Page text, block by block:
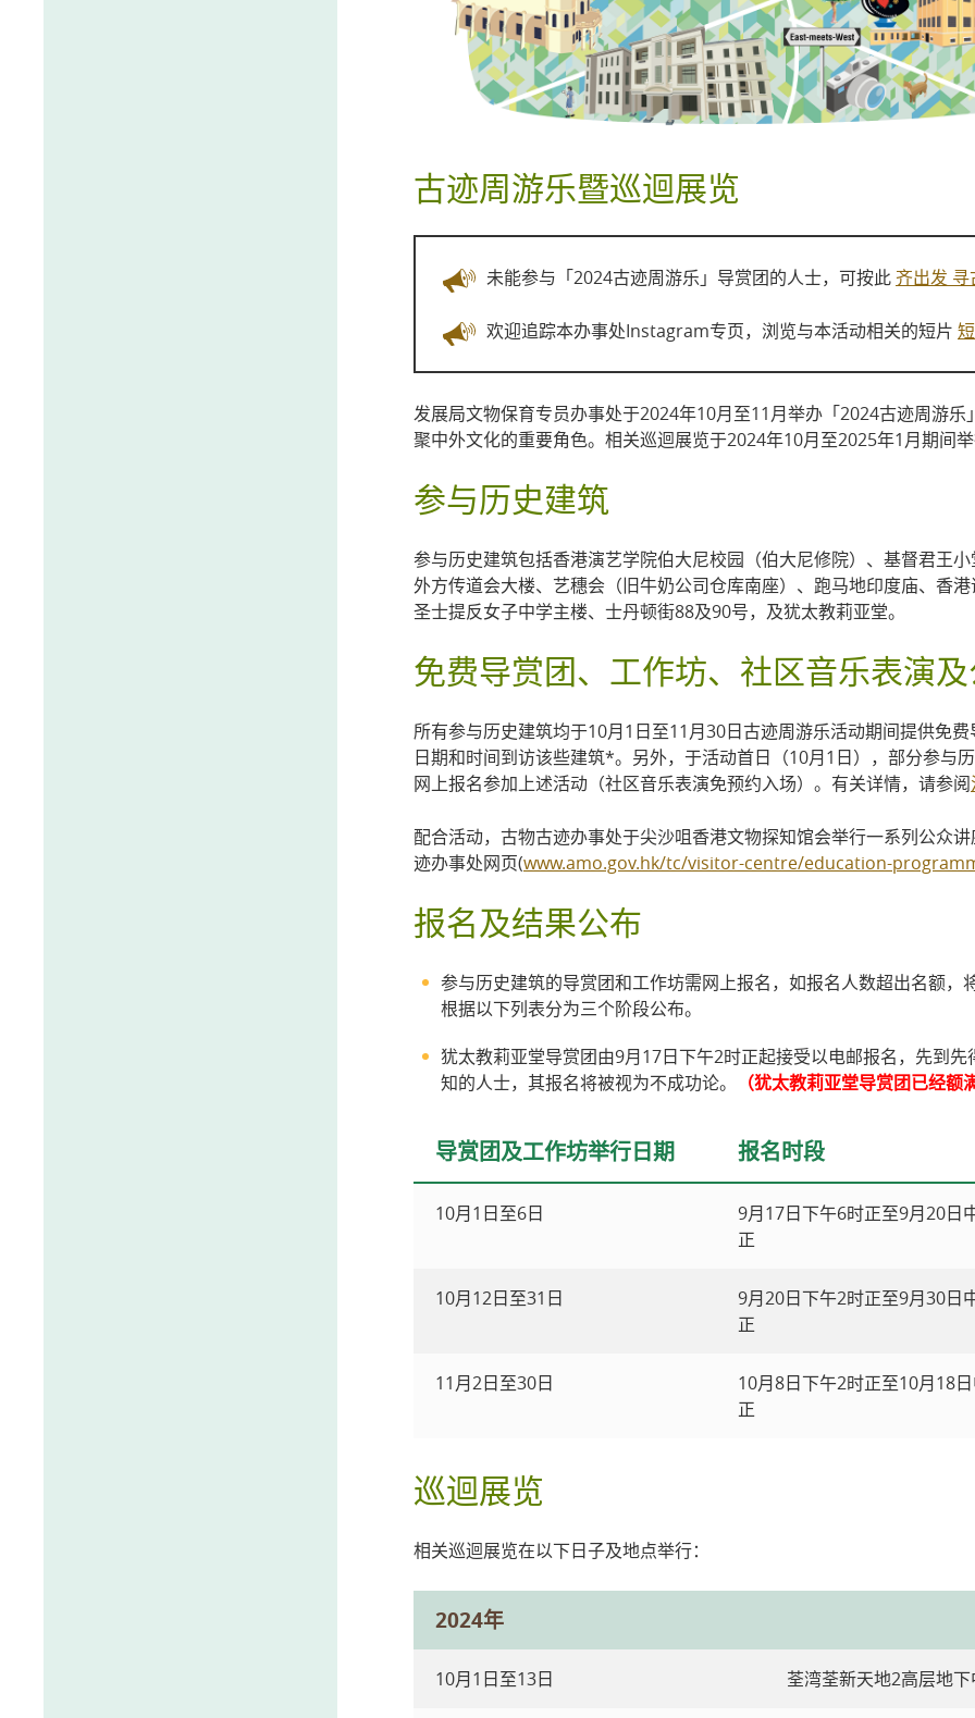
古迹周游乐暨巡迴展览
未能参与「2024古迹周游乐」导赏团的人士，可按此 齐出发 寻
欢迎追踪本办事处Instagram专页，浏览与本活动相关的短片
发展局文物保育专员办事处于2024年10月至11月举办「2024古迹周游
聚中外文化的重要角色。相关巡迴展览于2024年10月至2025年1月期间举
参与历史建筑
参与历史建筑包括香港演艺学院伯大尼校园（伯大尼修院）、基督君王
外方传道会大楼、艺穗会（旧牛奶公司仓库南座）、跑马地印度庙、香
圣士提反女子中学主楼、士丹顿街88及90号，及犹太教莉亚堂。
免费导赏团、工作坊、社区音乐表演
所有参与历史建筑均于10月1日至11月30日古迹周游乐活动期间提供免
日期和时间到访该些建筑*。另外，于活动首日（10月1日），部分参与
网上报名参加上述活动（社区音乐表演免预约入场）。有关详情，请参阅
配合活动，古物古迹办事处于尖沙咀香港文物探知馆会举行一系列公众
迹办事处网页(www.amo.gov.hk/tc/visitor-centre/education-
报名及结果公布
参与历史建筑的导赏团和工作坊需网上报名，如报名人数超出名额
根据以下列表分为三个阶段公布。
犹太教莉亚堂导赏团由9月17日下午2时正起接受以电邮报名，先到
知的人士，其报名将被视为不成功论。
（犹太教莉亚堂导赏团已经额
导赏团及工作坊举行日期 报名时段
10月1日至6日
9月17日下午6时正至9月20日
正
10月12日至31日
9月20日下午2时正至9月30日
正
11月2日至30日
10月8日下午2时正至10月18
正
巡迴展览
相关巡迴展览在以下日子及地点举行：
2024年
10月1日至13日 荃湾荃新天地2高层地